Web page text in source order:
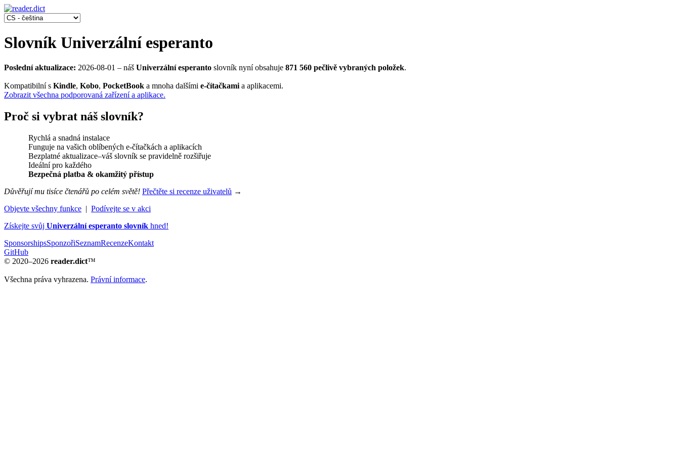
Slovník Univerzální esperanto
Poslední aktualizace: 2026-08-01 ‒ náš Univerzální esperanto slovník nyní obsahuje 871 560 pečlivě vybraných položek.
Kompatibilní s Kindle, Kobo, PocketBook a mnoha dalšími e-čítačkami a aplikacemi.
Zobrazit všechna podporovaná zařízení a aplikace.
Proč si vybrat náš slovník?
Rychlá a snadná instalace
Funguje na vašich oblíbených e-čítačkách a aplikacích
Bezplatné aktualizace‒váš slovník se pravidelně rozšiřuje
Ideální pro každého
Bezpečná platba & okamžitý přístup
Důvěřují mu tisíce čtenářů po celém světě! Přečtěte si recenze uživatelů →
Objevte všechny funkce | Podívejte se v akci
Získejte svůj Univerzální esperanto slovník hned!
SponsorshipsSponzořiSeznamRecenzeKontakt
GitHub
© 2020–2026 reader.dict™
Všechna práva vyhrazena. Právní informace.